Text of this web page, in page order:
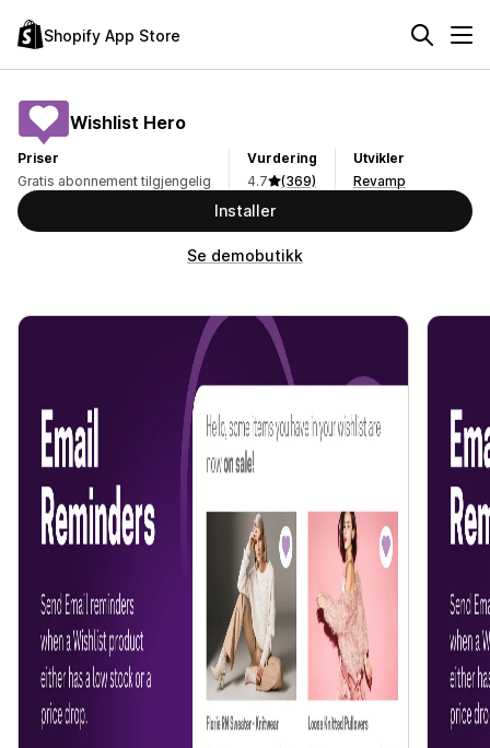
Shopify App Store
Wishlist Hero
Priser
Gratis abonnement tilgjengelig
Vurdering
4.7
(369)
Utvikler
Revamp
Installer
Se demobutikk